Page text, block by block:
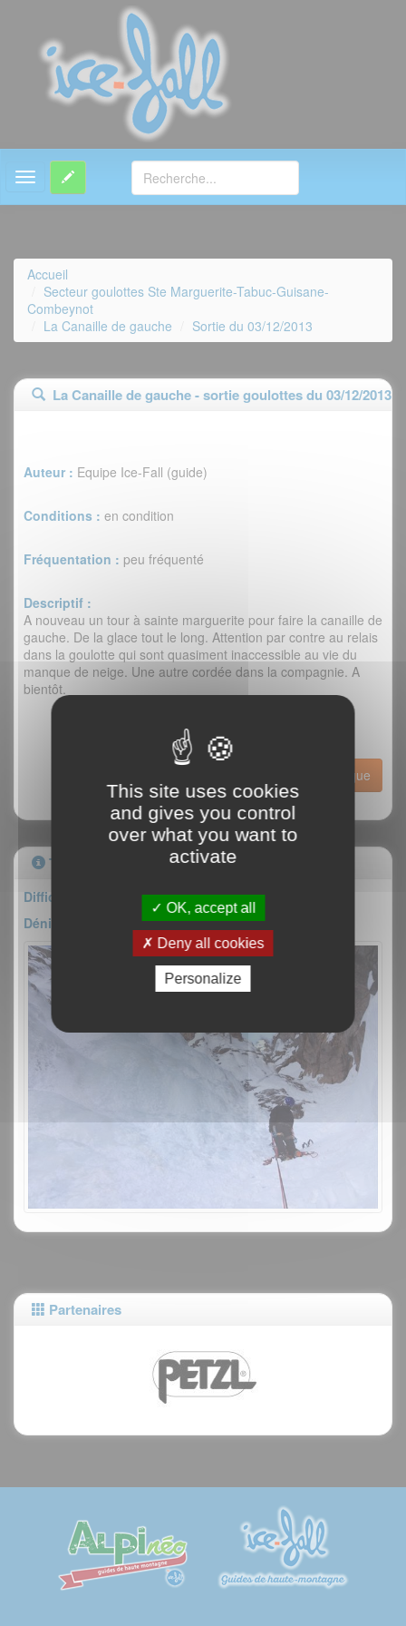
MENU
Accueil
Secteur goulottes Ste Marguerite-Tabuc-Guisane-
Combeynot
La Canaille de gauche
Sortie du 03/12/2013
La Canaille de gauche - sortie goulottes du 03/12/2013
Auteur : Equipe Ice-Fall (guide)
Conditions : en condition
Fréquentation : peu fréquenté
Descriptif :
A nouveau un tour à sainte marguerite pour faire la canaille de
gauche. De la glace tout le long. Attention par contre au relais
dans la goulotte qui sont quasiment inaccessible au vie du
manque de neige. Une autre cordée dans la compagnie. A
bientôt.
Historique
Topo
Difficulté : TD- 3+/M4
Dénivelé : 300m
Partenaires
This site uses cookies
and gives you control
over what you want to
activate
OK, accept all
Deny all cookies
Personalize